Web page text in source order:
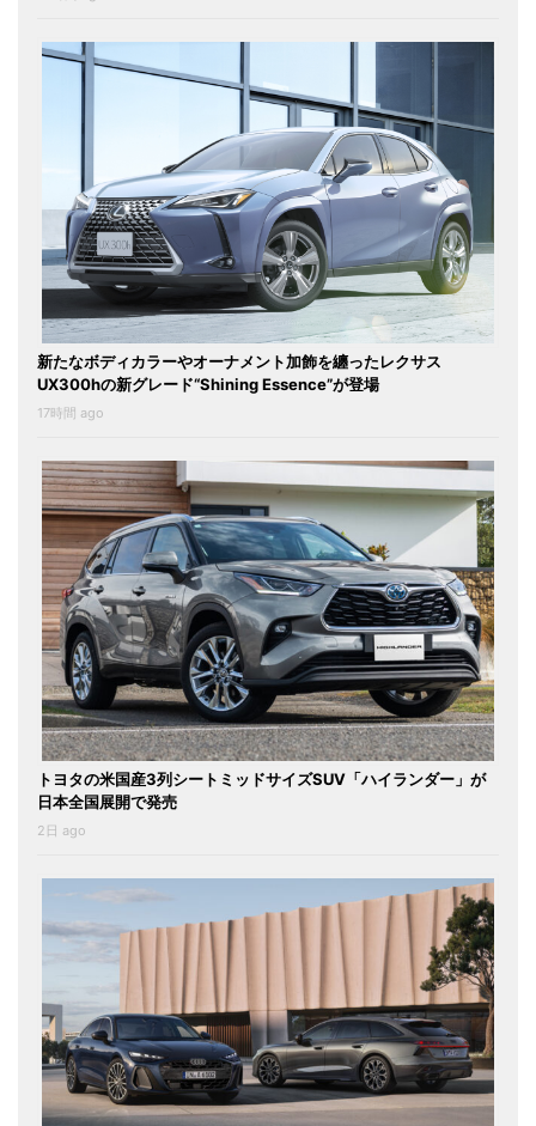
新たなボディカラーやオーナメント加飾を纏ったレクサス
UX300hの新グレード“Shining Essence”が登場
17時間 ago
トヨタの米国産3列シートミッドサイズSUV「ハイランダー」が
日本全国展開で発売
2日 ago